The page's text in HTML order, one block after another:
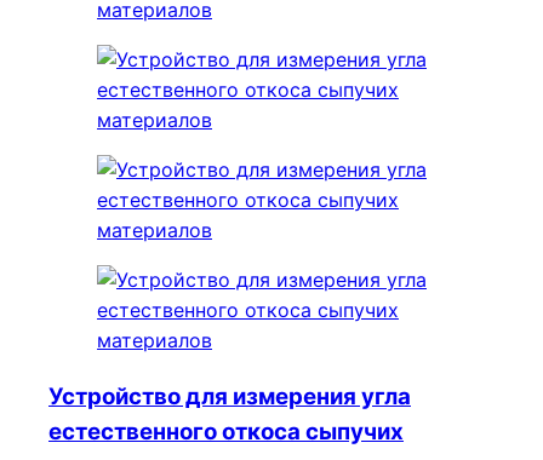
Устройство для измерения угла
естественного откоса сыпучих